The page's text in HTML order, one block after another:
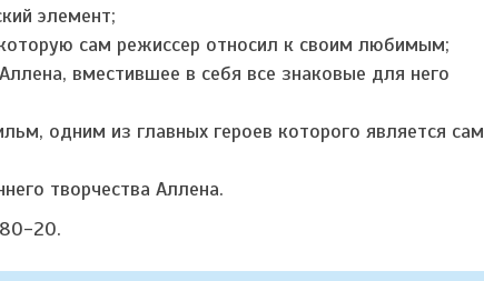
элемент;
сам режиссер относил к своим любимым;
вместившее в себя все знаковые для него
одним из главных героев которого является сам
творчества Аллена.
20.